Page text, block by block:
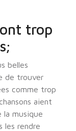
trop
belles
de trouver
comme trop
aient
la musique
les rendre